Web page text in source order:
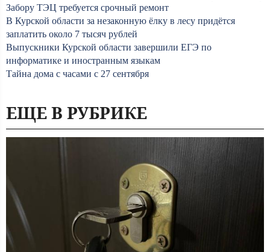
Забору ТЭЦ требуется срочный ремонт
В Курской области за незаконную ёлку в лесу придётся
заплатить около 7 тысяч рублей
Выпускники Курской области завершили ЕГЭ по
информатике и иностранным языкам
Тайна дома с часами с 27 сентября
ЕЩЕ В РУБРИКЕ